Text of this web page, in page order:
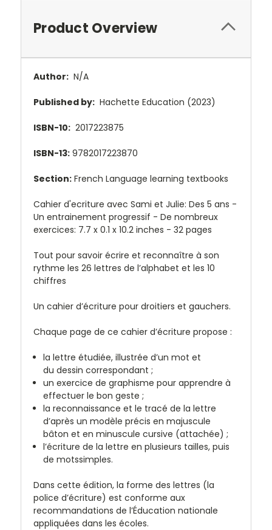
Product Overview
Author: N/A
Published by: Hachette Education (2023)
ISBN-10: 2017223875
ISBN-13: 9782017223870
Section: French Language learning textbooks
Cahier d'ecriture avec Sami et Julie: Des 5 ans -
Un entrainement progressif - De nombreux
exercices: 7.7 x 0.1 x 10.2 inches - 32 pages
Tout pour savoir écrire et reconnaître à son
rythme les 26 lettres de l’alphabet et les 10
chiffres
Un cahier d’écriture pour droitiers et gauchers.
Chaque page de ce cahier d’écriture propose :
la lettre étudiée, illustrée d’unmot et
dudessin correspondant ;
un exercice de graphisme pour apprendre à
effectuer le bon geste ;
lareconnaissance et le tracé de la lettre
d’après un modèle précis en majuscule
bâton et en minuscule cursive (attachée) ;
l’écriture de la lettre enplusieurs tailles, puis
demotssimples.
Dans cette édition, la forme des lettres (la
police d’écriture) est conforme aux
recommandations de l’Éducation nationale
appliquées dans les écoles.